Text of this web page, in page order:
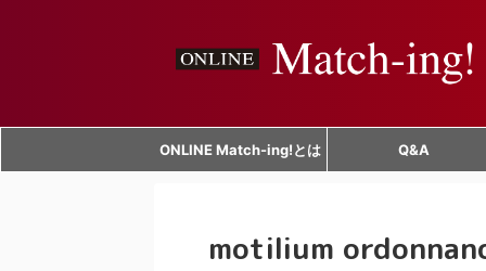
ONLINE Match-ing!とは Q&A
motilium